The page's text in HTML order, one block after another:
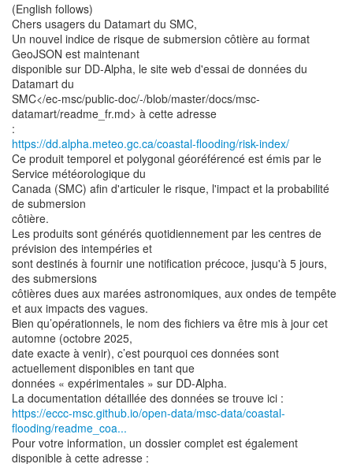
(English follows)
Chers usagers du Datamart du SMC,
Un nouvel indice de risque de submersion côtière au format
GeoJSON est maintenant
disponible sur DD-Alpha, le site web d'essai de données du
Datamart du
SMC</ec-msc/public-doc/-/blob/master/docs/msc-
datamart/readme_fr.md> à cette adresse
https://dd.alpha.meteo.gc.ca/coastal-flooding/risk-index/
Ce produit temporel et polygonal géoréférencé est émis par le
Service météorologique du
Canada (SMC) afin d'articuler le risque, l'impact et la probabilité
de submersion
côtière.
Les produits sont générés quotidiennement par les centres de
prévision des intempéries et
sont destinés à fournir une notification précoce, jusqu'à 5 jours,
des submersions
côtières dues aux marées astronomiques, aux ondes de tempête
et aux impacts des vagues.
Bien qu’opérationnels, le nom des fichiers va être mis à jour cet
automne (octobre 2025,
date exacte à venir), c’est pourquoi ces données sont
actuellement disponibles en tant que
données « expérimentales » sur DD-Alpha.
https://eccc-msc.github.io/open-data/msc-data/coastal-
flooding/readme_coa...
Pour votre information, un dossier complet est également